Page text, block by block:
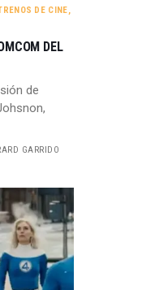
DE CINE,
DEL
de
GARRIDO